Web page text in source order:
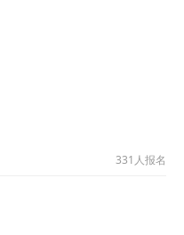
331人报名